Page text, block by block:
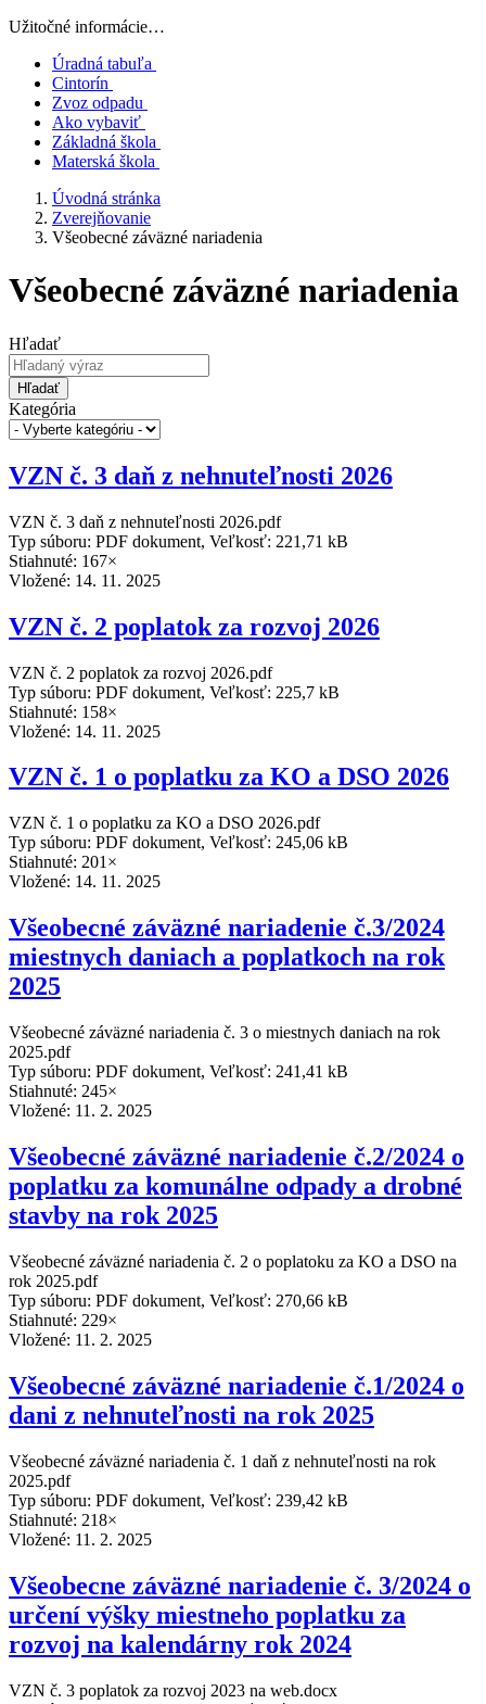
Užitočné informácie…
Úradná tabuľa
Cintorín
Zvoz odpadu
Ako vybaviť
Základná škola
Materská škola
Úvodná stránka
Zverejňovanie
Všeobecné záväzné nariadenia
Všeobecné záväzné nariadenia
Hľadať
Hľadať
Kategória
VZN č. 3 daň z nehnuteľnosti 2026
VZN č. 3 daň z nehnuteľnosti 2026.pdf
Typ súboru: PDF dokument, Veľkosť: 221,71 kB
Stiahnuté: 167×
Vložené: 14. 11. 2025
VZN č. 2 poplatok za rozvoj 2026
VZN č. 2 poplatok za rozvoj 2026.pdf
Typ súboru: PDF dokument, Veľkosť: 225,7 kB
Stiahnuté: 158×
Vložené: 14. 11. 2025
VZN č. 1 o poplatku za KO a DSO 2026
VZN č. 1 o poplatku za KO a DSO 2026.pdf
Typ súboru: PDF dokument, Veľkosť: 245,06 kB
Stiahnuté: 201×
Vložené: 14. 11. 2025
Všeobecné záväzné nariadenie č.3/2024
miestnych daniach a poplatkoch na rok
2025
Všeobecné záväzné nariadenia č. 3 o miestnych daniach na rok
2025.pdf
Typ súboru: PDF dokument, Veľkosť: 241,41 kB
Stiahnuté: 245×
Vložené: 11. 2. 2025
Všeobecné záväzné nariadenie č.2/2024 o
poplatku za komunálne odpady a drobné
stavby na rok 2025
Všeobecné záväzné nariadenia č. 2 o poplatoku za KO a DSO na
rok 2025.pdf
Typ súboru: PDF dokument, Veľkosť: 270,66 kB
Stiahnuté: 229×
Vložené: 11. 2. 2025
Všeobecné záväzné nariadenie č.1/2024 o
dani z nehnuteľnosti na rok 2025
Všeobecné záväzné nariadenia č. 1 daň z nehnuteľnosti na rok
2025.pdf
Typ súboru: PDF dokument, Veľkosť: 239,42 kB
Stiahnuté: 218×
Vložené: 11. 2. 2025
Všeobecne záväzné nariadenie č. 3/2024 o
určení výšky miestneho poplatku za
rozvoj na kalendárny rok 2024
VZN č. 3 poplatok za rozvoj 2023 na web.docx